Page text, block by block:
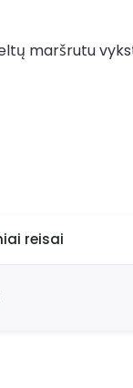
maršrutu
reisai